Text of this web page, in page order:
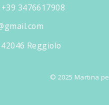
3476617908
Reggiolo
© 2025 Martina